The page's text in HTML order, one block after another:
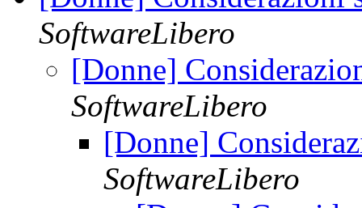
SoftwareLibero
[Donne]
SoftwareLibero
[Donne]
SoftwareLibero